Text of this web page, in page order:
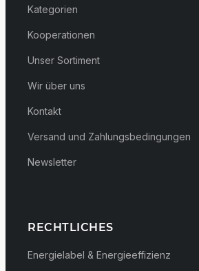
Kategorien
Kooperationen
Unser Sortiment
Wir über uns
Kontakt
Versand und Zahlungsbedingungen
Newsletter
RECHTLICHES
Energielabel & Energieeffizienz